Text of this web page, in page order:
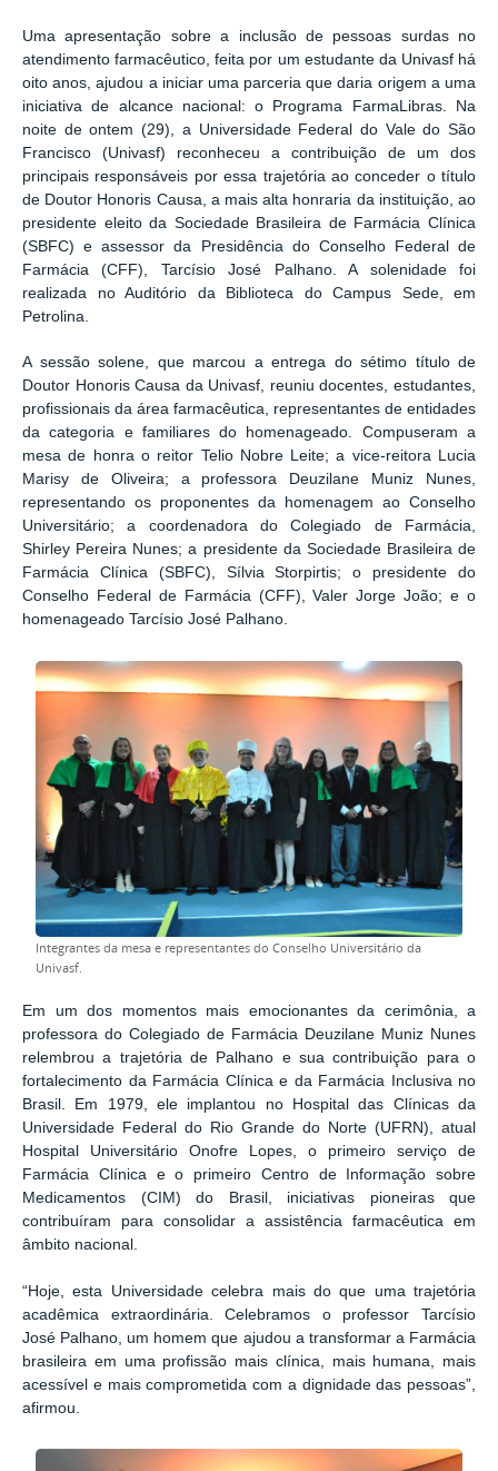
Uma apresentação sobre a inclusão de pessoas surdas no
atendimento farmacêutico, feita por um estudante da Univasf há
oito anos, ajudou a iniciar uma parceria que daria origem a uma
iniciativa de alcance nacional: o Programa FarmaLibras. Na
noite de ontem (29), a Universidade Federal do Vale do São
Francisco (Univasf) reconheceu a contribuição de um dos
principais responsáveis por essa trajetória ao conceder o título
de Doutor Honoris Causa, a mais alta honraria da instituição, ao
presidente eleito da Sociedade Brasileira de Farmácia Clínica
(SBFC) e assessor da Presidência do Conselho Federal de
Farmácia (CFF), Tarcísio José Palhano. A solenidade foi
realizada no Auditório da Biblioteca do Campus Sede, em
Petrolina.
A sessão solene, que marcou a entrega do sétimo título de
Doutor Honoris Causa da Univasf, reuniu docentes, estudantes,
profissionais da área farmacêutica, representantes de entidades
da categoria e familiares do homenageado. Compuseram a
mesa de honra o reitor Telio Nobre Leite; a vice-reitora Lucia
Marisy de Oliveira; a professora Deuzilane Muniz Nunes,
representando os proponentes da homenagem ao Conselho
Universitário; a coordenadora do Colegiado de Farmácia,
Shirley Pereira Nunes; a presidente da Sociedade Brasileira de
Farmácia Clínica (SBFC), Sílvia Storpirtis; o presidente do
Conselho Federal de Farmácia (CFF), Valer Jorge João; e o
homenageado Tarcísio José Palhano.
Integrantes da mesa e representantes do Conselho Universitário da
Univasf.
Em um dos momentos mais emocionantes da cerimônia, a
professora do Colegiado de Farmácia Deuzilane Muniz Nunes
relembrou a trajetória de Palhano e sua contribuição para o
fortalecimento da Farmácia Clínica e da Farmácia Inclusiva no
Brasil. Em 1979, ele implantou no Hospital das Clínicas da
Universidade Federal do Rio Grande do Norte (UFRN), atual
Hospital Universitário Onofre Lopes, o primeiro serviço de
Farmácia Clínica e o primeiro Centro de Informação sobre
Medicamentos (CIM) do Brasil, iniciativas pioneiras que
contribuíram para consolidar a assistência farmacêutica em
âmbito nacional.
“Hoje, esta Universidade celebra mais do que uma trajetória
acadêmica extraordinária. Celebramos o professor Tarcísio
José Palhano, um homem que ajudou a transformar a Farmácia
brasileira em uma profissão mais clínica, mais humana, mais
acessível e mais comprometida com a dignidade das pessoas”,
afirmou.